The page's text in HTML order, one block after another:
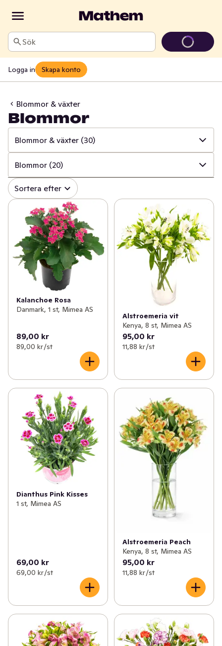
Sök
Logga in Skapa konto
Blommor & växter
Blommor
Blommor & växter (30)
✓ Alla (999)
✓ Hushålls- & toapapper
Disk & städ (208)
Tvätt & klädvård (124)
✓ Påsar, folie & bakformar (51)
Servetter, ljus & engångsartiklar
Blommor & växter
Hushållsel
✓ Husgeråd
Kontor & tillbehör (44)
✓ Grill, ved & tändare (18)
Heminredning (48)
Leksaker & spel (20)
Fritid & övrigt (23)
Säsongspynt (7)
Blommor (20)
✓ Alla (30)
Blommor (20)
Blomjord (4)
✓ Växtnäringspreparat (5)
Plantering & redskap
✓ Trädgårdstillbehör
Sortera efter
Kalanchoe Rosa
Danmark, 1 st, Mimea AS
89,00 kr
89,00 kr /st
Alstroemeria vit
Kenya, 8 st, Mimea AS
95,00 kr
11,88 kr /st
Dianthus Pink Kisses
1 st, Mimea AS
69,00 kr
69,00 kr /st
Alstroemeria Peach
Kenya, 8 st, Mimea AS
95,00 kr
11,88 kr /st